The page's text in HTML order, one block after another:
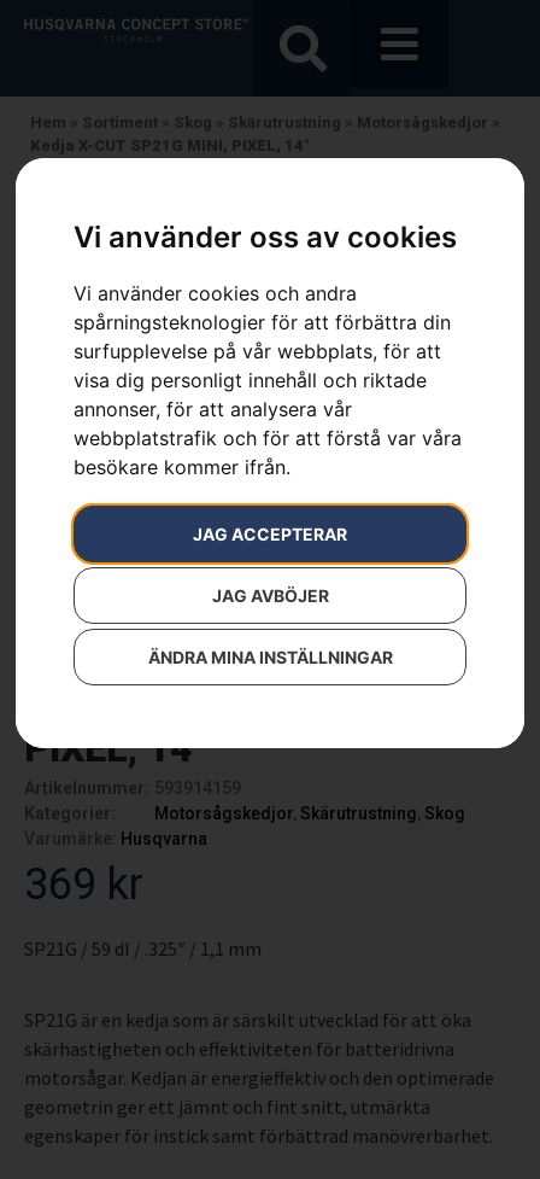
Vi använder oss av cookies
Vi använder cookies och andra
spårningsteknologier för att förbättra din
surfupplevelse på vår webbplats, för att
visa dig personligt innehåll och riktade
annonser, för att analysera vår
webbplatstrafik och för att förstå var våra
besökare kommer ifrån.
JAG ACCEPTERAR
JAG AVBÖJER
ÄNDRA MINA INSTÄLLNINGAR
Hem » Sortiment » Skog » Skärutrustning » Motorsågskedjor »
Kedja X-CUT SP21G MINI, PIXEL, 14″
PIXEL, 14″
Artikelnummer:
593914159
Kategorier:
Motorsågskedjor, Skärutrustning, Skog
Varumärke:
Husqvarna
369 kr
SP21G / 59 dl / .325″ / 1,1 mm
SP21G är en kedja som är särskilt utvecklad för att öka
skärhastigheten och effektiviteten för batteridrivna
motorsågar. Kedjan är energieffektiv och den optimerade
geometrin ger ett jämnt och fint snitt, utmärkta
egenskaper för instick samt förbättrad manövrerbarhet.